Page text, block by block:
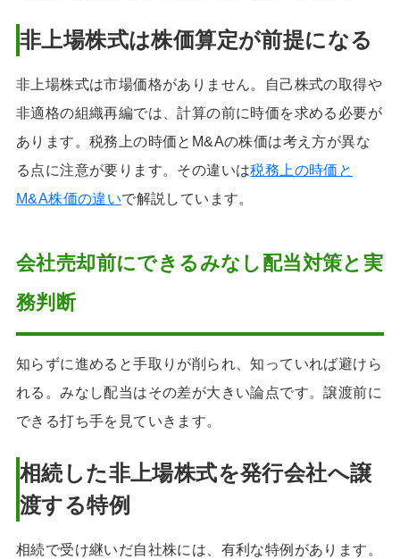
非上場株式は株価算定が前提になる
非上場株式は市場価格がありません。自己株式の取得や
非適格の組織再編では、計算の前に時価を求める必要が
あります。税務上の時価とM&Aの株価は考え方が異な
る点に注意が要ります。その違いは税務上の時価と
M&A株価の違いで解説しています。
会社売却前にできるみなし配当対策と実
務判断
知らずに進めると手取りが削られ、知っていれば避けら
れる。みなし配当はその差が大きい論点です。譲渡前に
できる打ち手を見ていきます。
相続した非上場株式を発行会社へ譲
渡する特例
相続で受け継いだ自社株には、有利な特例があります。